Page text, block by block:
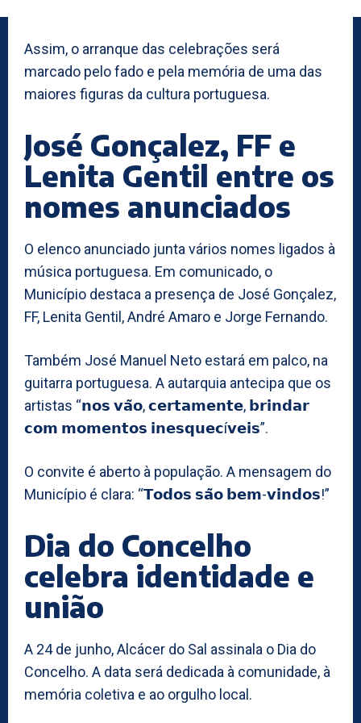
Assim, o arranque das celebrações será
marcado pelo fado e pela memória de uma das
maiores figuras da cultura portuguesa.
José Gonçalez, FF e
Lenita Gentil entre os
nomes anunciados
O elenco anunciado junta vários nomes ligados à
música portuguesa. Em comunicado, o
Município destaca a presença de José Gonçalez,
FF, Lenita Gentil, André Amaro e Jorge Fernando.
Também José Manuel Neto estará em palco, na
guitarra portuguesa. A autarquia antecipa que os
artistas “𝗻𝗼𝘀 𝘃𝗮̃𝗼, 𝗰𝗲𝗿𝘁𝗮𝗺𝗲𝗻𝘁𝗲, 𝗯𝗿𝗶𝗻𝗱𝗮𝗿
𝗰𝗼𝗺 𝗺𝗼𝗺𝗲𝗻𝘁𝗼𝘀 𝗶𝗻𝗲𝘀𝗾𝘂𝗲𝗰í𝘃𝗲𝗶𝘀”.
O convite é aberto à população. A mensagem do
Município é clara: “𝗧𝗼𝗱𝗼𝘀 𝘀𝗮̃𝗼 𝗯𝗲𝗺-𝘃𝗶𝗻𝗱𝗼𝘀!”
Dia do Concelho
celebra identidade e
união
A 24 de junho, Alcácer do Sal assinala o Dia do
Concelho. A data será dedicada à comunidade, à
memória coletiva e ao orgulho local.